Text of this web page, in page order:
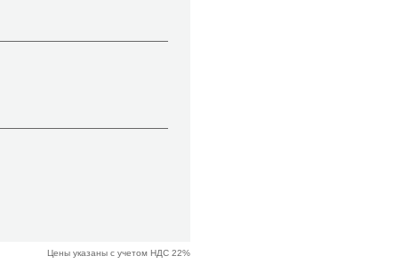
Цены указаны с учетом НДС 22%